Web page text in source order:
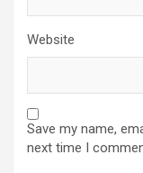
Website
Save my name,
next time I